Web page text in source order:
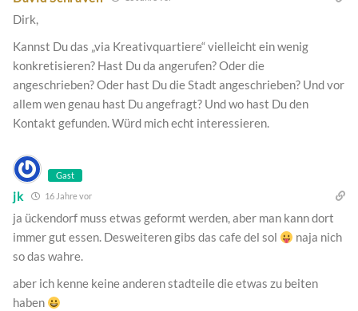
Dirk,
Kannst Du das „via Kreativquartiere“ vielleicht ein wenig
konkretisieren? Hast Du da angerufen? Oder die
angeschrieben? Oder hast Du die Stadt angeschrieben? Und vor
allem wen genau hast Du angefragt? Und wo hast Du den
Kontakt gefunden. Würd mich echt interessieren.
Gast
jk 16 Jahre vor
ja ückendorf muss etwas geformt werden, aber man kann dort
immer gut essen. Desweiteren gibs das cafe del sol
naja nich
so das wahre.
aber ich kenne keine anderen stadteile die etwas zu beiten
haben